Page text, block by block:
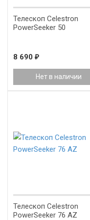
Телескоп Celestron
PowerSeeker 50
8 690 ₽
Нет в наличии
Телескоп Celestron
PowerSeeker 76 AZ